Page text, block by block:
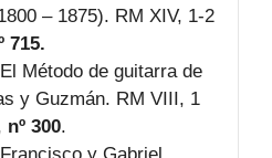
– 1875). RM XIV, 1-2
715.
Método de guitarra de
y Guzmán. RM VIII, 1
nº 300.